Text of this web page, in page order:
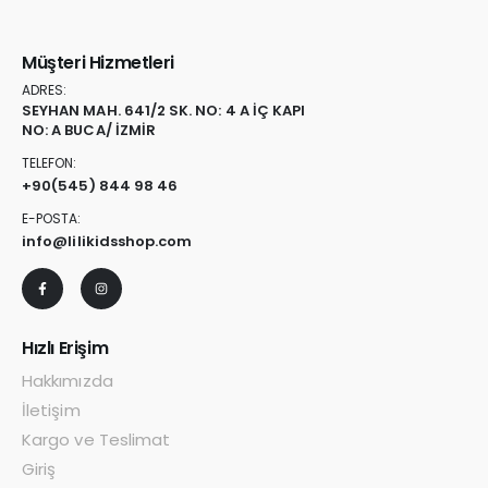
Müşteri Hizmetleri
ADRES:
SEYHAN MAH. 641/2 SK. NO: 4 A İÇ KAPI
NO: A BUCA/ İZMİR
TELEFON:
+90(545) 844 98 46
E-POSTA:
info@lilikidsshop.com
Hızlı Erişim
Hakkımızda
İletişim
Kargo ve Teslimat
Giriş